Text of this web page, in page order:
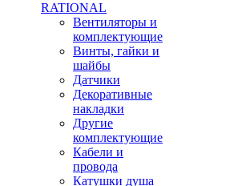
RATIONAL
Вентиляторы и
комплектующие
Винты, гайки и
шайбы
Датчики
Декоративные
накладки
Другие
комплектующие
Кабели и
провода
Катушки душа